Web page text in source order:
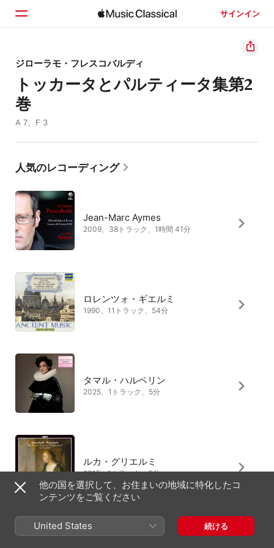
サインイン
ホーム
見つける
ジローラモ・フレスコバルディ
トッカータとパルティータ集第2
巻
A 7、F 3
人気のレコーディング
Jean-Marc Aymes
2009、38トラック、1時間 41分
ロレンツォ・ギエルミ
1990、11トラック、54分
タマル・ハルペリン
2025、1トラック、5分
ルカ・グリエルミ
2015、1トラック、3分
他の国を選択して、お住まいの地域に特化したコ
ンテンツをご覧ください
United States 続ける